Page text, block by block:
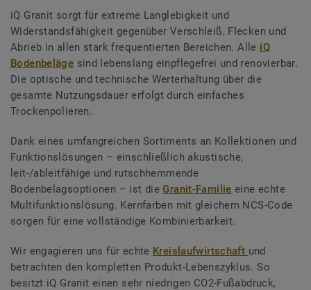
iQ Granit sorgt für extreme Langlebigkeit und
Widerstandsfähigkeit gegenüber Verschleiß, Flecken und
Abrieb in allen stark frequentierten Bereichen. Alle iQ
Bodenbeläge sind lebenslang einpflegefrei und renovierbar.
Die optische und technische Werterhaltung über die
gesamte Nutzungsdauer erfolgt durch einfaches
Trockenpolieren.
Dank eines umfangreichen Sortiments an Kollektionen und
Funktionslösungen – einschließlich akustische,
leit-/ableitfähige und rutschhemmende
Bodenbelagsoptionen – ist dieGranit-Familie eine echte
Multifunktionslösung. Kernfarben mit gleichem NCS-Code
sorgen für eine vollständige Kombinierbarkeit.
Wir engagieren uns für echte Kreislaufwirtschaft und
betrachten den kompletten Produkt-Lebenszyklus. So
besitzt iQ Granit einen sehr niedrigen CO2-Fußabdruck,